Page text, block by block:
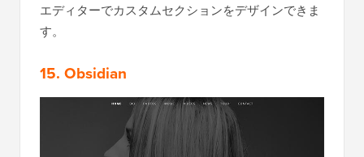
エディターでカスタムセクションをデザインできま
す。
15. Obsidian